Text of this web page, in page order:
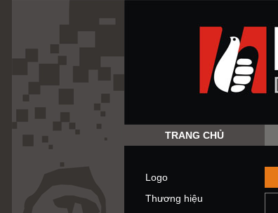
TRANG CHỦ
Logo
Thương hiệu